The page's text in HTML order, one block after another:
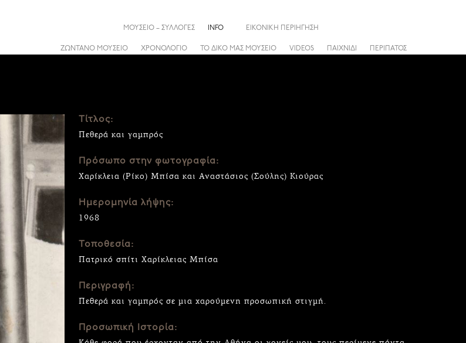
ΖΩΝΤΑΝΟ ΜΟΥΣΕΙΟ ΧΡΟΝΟΛΟΓΙΟ ΤΟ ΔΙΚΟ ΜΑΣ ΜΟΥΣΕΙΟ VIDEOS ΠΑΙΧΝΙΔΙ ΠΕΡΙΠΑΤΟΣ
ΜΟΥΣΕΙΟ – ΣΥΛΛΟΓΕΣ INFO ΕΙΚΟΝΙΚΗ ΠΕΡΙΗΓΗΣΗ
Τίτλος:
Πεθερά και γαμπρός
Πρόσωπο στην φωτογραφία:
Χαρίκλεια (Ρίκο) Μπίσα και Αναστάσιος (Σούλης) Κιούρας
Ημερομηνία λήψης:
1968
Τοποθεσία:
Πατρικό σπίτι Χαρίκλειας Μπίσα
Περιγραφή:
Πεθερά και γαμπρός σε μια χαρούμενη προσωπική στιγμή.
Προσωπική Ιστορία: